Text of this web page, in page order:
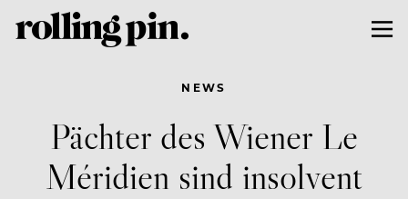
NEWS
Pächter des Wiener Le
Méridien sind insolvent